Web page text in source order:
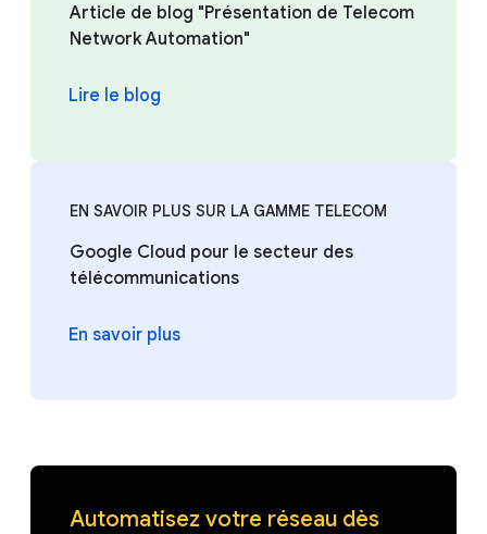
Article de blog "Présentation de Telecom
Network Automation"
Lire le blog
EN SAVOIR PLUS SUR LA GAMME TELECOM
Google Cloud pour le secteur des
télécommunications
En savoir plus
Automatisez votre réseau dès